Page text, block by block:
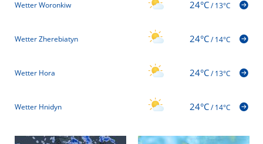
Wetter Woronkiw 24°C/13°C
Wetter Zherebiatyn 24°C/14°C
Wetter Hora 24°C/13°C
Wetter Hnidyn 24°C/14°C